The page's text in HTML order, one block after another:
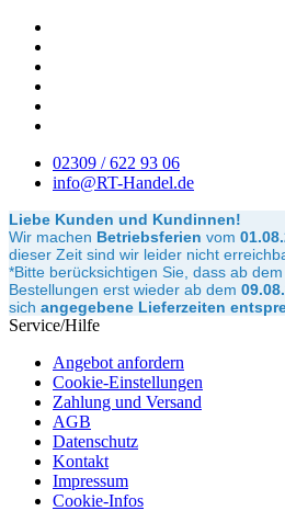
02309 / 622 93 06
info@RT-Handel.de
Liebe Kunden und Kundinnen!
Wir machen Betriebsferien vom
dieser Zeit sind wir leider nicht
*Bitte berücksichtigen Sie, dass ab dem
Bestellungen erst wieder ab dem
sich angegebene Lieferzeiten
Service/Hilfe
Angebot anfordern
Cookie-Einstellungen
Zahlung und Versand
AGB
Datenschutz
Kontakt
Impressum
Cookie-Infos